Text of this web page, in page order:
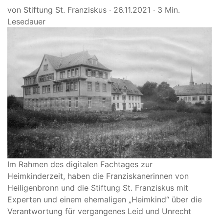
von Stiftung St. Franziskus · 26.11.2021 · 3 Min.
Lesedauer
Im Rahmen des digitalen Fachtages zur
Heimkinderzeit, haben die Franziskanerinnen von
Heiligenbronn und die Stiftung St. Franziskus mit
Experten und einem ehemaligen „Heimkind“ über die
Verantwortung für vergangenes Leid und Unrecht